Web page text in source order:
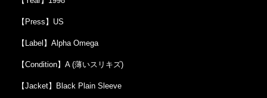
【Press】US
【Label】Alpha Omega
【Condition】A (薄いスリキズ)
【Jacket】Black Plain Sleeve